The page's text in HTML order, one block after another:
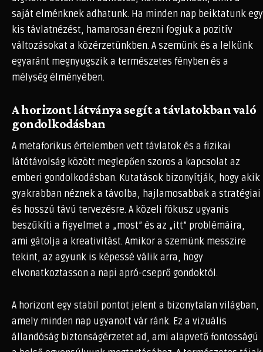
saját elménknek adhatunk. Ha minden nap beiktatunk egy
kis távlatnézést, hamarosan érezni fogjuk a pozitív
változásokat a közérzetünkben. A szemünk és a lelkünk
egyaránt megnyugszik a természetes fényben és a
mélység élményében.
A horizont látványa segít a távlatokban való
gondolkodásban
A metaforikus értelemben vett távlatok és a fizikai
látótávolság között meglepően szoros a kapcsolat az
emberi gondolkodásban. Kutatások bizonyítják, hogy akik
gyakrabban néznek a távolba, hajlamosabbak a stratégiai
és hosszú távú tervezésre. A közeli fókusz ugyanis
beszűkíti a figyelmet a „most” és az „itt” problémáira,
ami gátolja a kreativitást. Amikor a szemünk messzire
tekint, az agyunk is képessé válik arra, hogy
elvonatkoztasson a napi apró-cseprő gondoktól.
A horizont egy stabil pontot jelent a bizonytalan világban,
amely minden nap ugyanott vár ránk. Ez a vizuális
állandóság biztonságérzetet ad, ami alapvető fontosságú